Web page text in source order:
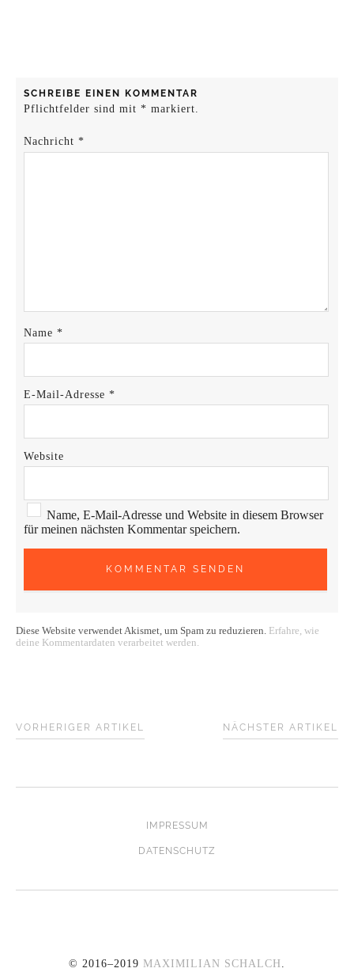
SCHREIBE EINEN KOMMENTAR
Pflichtfelder sind mit * markiert.
Nachricht *
Name *
E-Mail-Adresse *
Website
Name, E-Mail-Adresse und Website in diesem Browser
für meinen nächsten Kommentar speichern.
Diese Website verwendet Akismet, um Spam zu reduzieren. Erfahre, wie
deine Kommentardaten verarbeitet werden.
NÄCHSTER ARTIKEL
VORHERIGER ARTIKEL
IMPRESSUM
DATENSCHUTZ
© 2016–2019 MAXIMILIAN SCHALCH.